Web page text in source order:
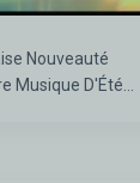
Nouveauté
Musique D'Été